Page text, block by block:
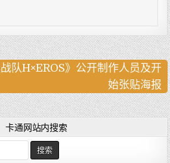
队H×EROS》公开制作人员及开
始张贴海报
卡通网站内搜索